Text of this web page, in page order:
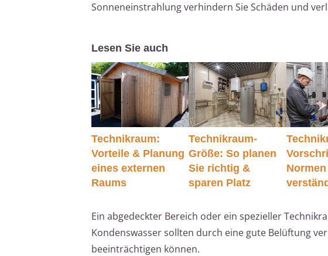
Sonneneinstrahlung verhindern Sie Schäden und
Lesen Sie auch
Technikraum:
Vorteile & Planung
eines externen
Raums
Technikraum-
Größe: So planen
Sie richtig &
sparen Platz
Normen
Ein abgedeckter Bereich oder ein spezieller
Kondenswasser sollten durch eine gute Belüftung
beeinträchtigen können.